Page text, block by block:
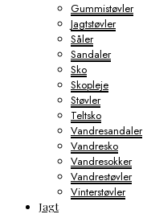
Gummistøvler
Jagtstøvler
Såler
Sandaler
Sko
Skopleje
Støvler
Teltsko
Vandresandaler
Vandresko
Vandresokker
Vandrestøvler
Vinterstøvler
Jagt